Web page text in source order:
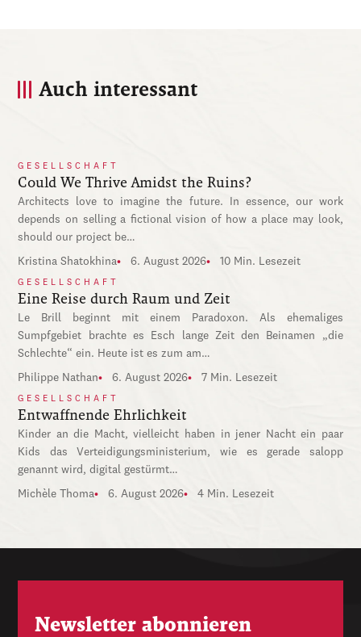
Auch interessant
GESELLSCHAFT
Could We Thrive Amidst the Ruins?
Architects love to imagine the future. In essence, our work
depends on selling a fictional vision of how a place may look,
should our project be…
Kristina Shatokhina 6. August 2026 10 Min. Lesezeit
GESELLSCHAFT
Eine Reise durch Raum und Zeit
Le Brill beginnt mit einem Paradoxon. Als ehemaliges
Sumpfgebiet brachte es Esch lange Zeit den Beinamen „die
Schlechte“ ein. Heute ist es zum am…
Philippe Nathan 6. August 2026 7 Min. Lesezeit
GESELLSCHAFT
Entwaffnende Ehrlichkeit
Kinder an die Macht, vielleicht haben in jener Nacht ein paar
Kids das Verteidigungsministerium, wie es gerade salopp
genannt wird, digital gestürmt…
Michèle Thoma 6. August 2026 4 Min. Lesezeit
Newsletter abonnieren